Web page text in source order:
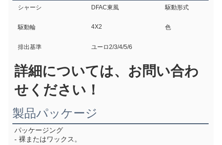
シャーシ DFAC東風 駆動形式
駆動輪 4X2 色
排出基準 ユーロ2/3/4/5/6
詳細については、お問い合わ
せください！
製品パッケージ
パッケージング
- 裸またはワックス。